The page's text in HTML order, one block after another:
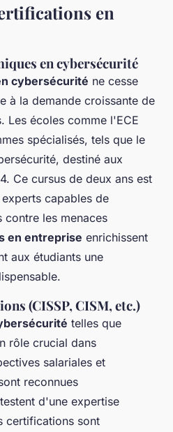
en
en cybersécurité
cybersécurité ne cesse
à la demande croissante de
Les écoles comme l'ECE
spécialisés, tels que le
destiné aux
Ce cursus de deux ans est
capables de
contre les menaces
en entreprise enrichissent
aux étudiants une
(CISSP, CISM, etc.)
telles que
rôle crucial dans
salariales et
reconnues
d'une expertise
certifications sont